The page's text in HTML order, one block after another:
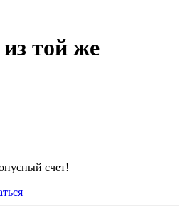
той же
счет!